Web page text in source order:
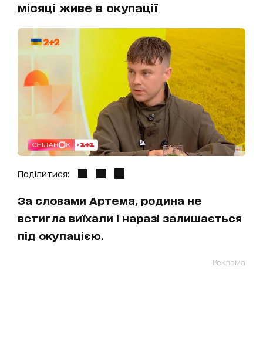
місяці живе в окупації
Поділитися:
За словами Артема, родина не
встигла виїхали і наразі залишається
під окупацією.
Реклама